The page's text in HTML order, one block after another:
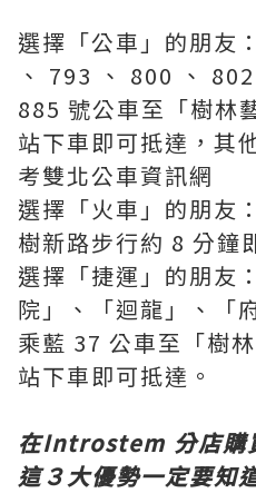
選擇「公車」的朋友
、 793 、 800 、
885 號公車至「樹林
站下車即可抵達，其
考雙北公車資訊網
選擇「火車」的朋友
樹新路步行約 8 分鐘
選擇「捷運」的朋友
院」、「迴龍」、「
乘藍 37 公車至「樹
站下車即可抵達。
在Introstem 分店購
這３大優勢一定要知